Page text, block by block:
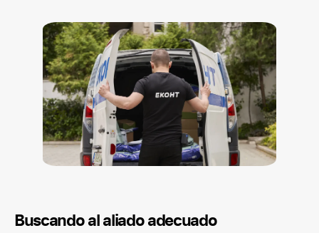
Buscando al aliado adecuado